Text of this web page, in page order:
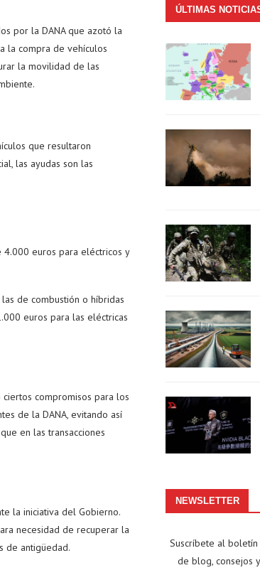
por la DANA que azotó la
la compra de vehículos
la movilidad de las
que resultaron
las ayudas son las
4.000 euros para eléctricos y
de combustión o híbridas
euros para las eléctricas
compromisos para los
de la DANA, evitando así
en las transacciones
la iniciativa del Gobierno.
necesidad de recuperar la
de antigüedad.
ÚLTIMAS
NEWSLETTER
Suscríbete al
de blog, consejos